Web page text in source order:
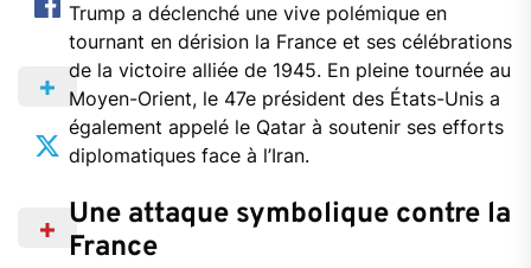
Trump a déclenché une vive polémique en
tournant en dérision la France et ses célébrations
de la victoire alliée de 1945. En pleine tournée au
Moyen-Orient, le 47e président des États-Unis a
également appelé le Qatar à soutenir ses efforts
diplomatiques face à l’Iran.
Une attaque symbolique contre la
France